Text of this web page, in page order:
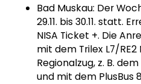
Bad Muskau: Der
29.11. bis 30.11. statt.
NISA Ticket +. Die
mit dem Trilex L7/
Regionalzug, z. B.
und mit dem PlusBus